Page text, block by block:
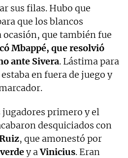
sus filas. Hubo que
que los blancos
que también fue
Mbappé, que resolvió
ante Sivera. Lástima para
en fuera de juego y
primero y el
desquiciados con
, que amonestó por
y aVinicius. Eran